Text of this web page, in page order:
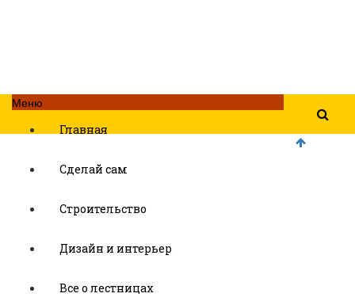
Меню
Главная
Сделай сам
Строительство
Дизайн и интерьер
Все о лестницах